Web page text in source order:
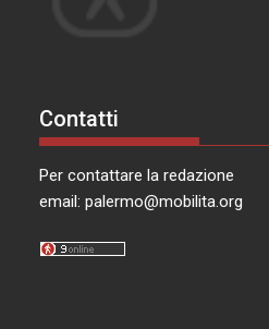
Contatti
Per contattare la redazione
email:palermo@mobilita.org